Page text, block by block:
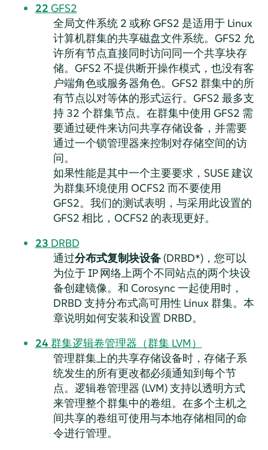
22 GFS2
全局文件系统 2 或称 GFS2 是适用于 Linux
计算机群集的共享磁盘文件系统。GFS2 允
许所有节点直接同时访问同一个共享块存
储。GFS2 不提供断开操作模式，也没有客
户端角色或服务器角色。GFS2 群集中的所
有节点以对等体的形式运行。GFS2 最多支
持 32 个群集节点。在群集中使用 GFS2 需
要通过硬件来访问共享存储设备，并需要
通过一个锁管理器来控制对存储空间的访
问。
如果性能是其中一个主要要求，SUSE 建议
为群集环境使用 OCFS2 而不要使用
GFS2。我们的测试表明，与采用此设置的
GFS2 相比，OCFS2 的表现更好。
23 DRBD
通过分布式复制块设备(DRBD*)，您可以
为位于 IP 网络上两个不同站点的两个块设
备创建镜像。和 Corosync 一起使用时，
DRBD 支持分布式高可用性 Linux 群集。本
章说明如何安装和设置 DRBD。
24群集逻辑卷管理器（群集 LVM）
管理群集上的共享存储设备时，存储子系
统发生的所有更改都必须通知到每个节
点。逻辑卷管理器 (LVM) 支持以透明方式
来管理整个群集中的卷组。在多个主机之
间共享的卷组可使用与本地存储相同的命
令进行管理。